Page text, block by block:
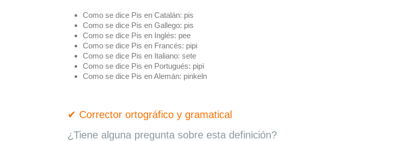
Como se dice Pis en Catalán: pis
Como se dice Pis en Gallego: pis
Como se dice Pis en Inglés: pee
Como se dice Pis en Francés: pipi
Como se dice Pis en Italiano: sete
Como se dice Pis en Portugués: pipì
Como se dice Pis en Alemán: pinkeln
✔ Corrector ortográfico y gramatical
¿Tiene alguna pregunta sobre esta definición?